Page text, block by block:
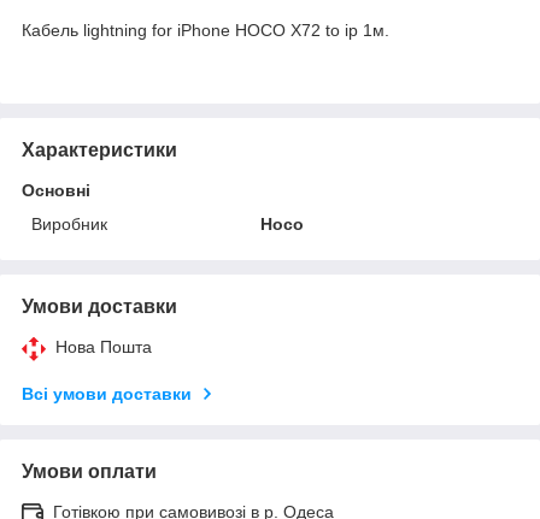
Кабель lightning for iPhone HOCO X72 to ip 1м.
Характеристики
Основні
Виробник
Hoco
Умови доставки
Нова Пошта
Всі умови доставки
Умови оплати
Готівкою при самовивозі в р. Одеса